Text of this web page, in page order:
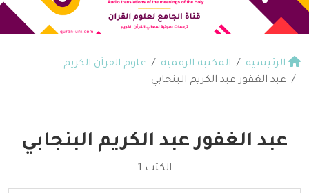
الرئيسية المكتبة الرقمية
علوم القرآن الكريم
عبد الغفور عبد الكريم البنجابي
عبد الغفور عبد الكريم البنجابي
الكتب 1